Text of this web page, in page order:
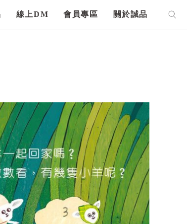
線上DM 會員專區 關於誠品